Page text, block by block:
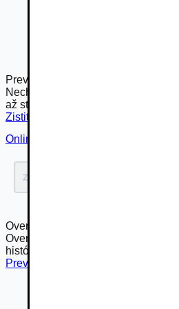
Preverte si toto vozidlo technikom
Nechajte to na nás. Komplexné
až stovky eur.
Zistiť viac
Online overenie
Overenie histórie vozidla
Overte si skryté poškodenia,
históriu a ďalšie informácie.
Preveriť online